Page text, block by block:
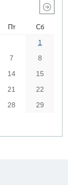
Пт Сб
1
7
8
14
15
21
22
28
29